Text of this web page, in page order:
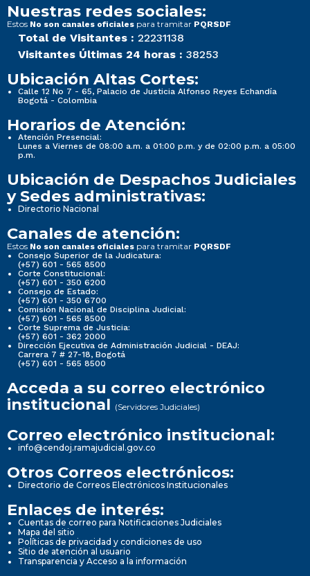
Nuestras redes sociales:
Estos No son canales oficiales para tramitar PQRSDF
Total de Visitantes : 22231138
Visitantes Últimas 24 horas : 38253
Ubicación Altas Cortes:
Calle 12 No 7 - 65, Palacio de Justicia Alfonso Reyes Echandía
Bogotá - Colombia
Horarios de Atención:
Atención Presencial:
Lunes a Viernes de 08:00 a.m. a 01:00 p.m. y de 02:00 p.m. a 05:00
p.m.
Ubicación de Despachos Judiciales
y Sedes administrativas:
Directorio Nacional
Canales de atención:
Estos No son canales oficiales para tramitar PQRSDF
Consejo Superior de la Judicatura:
(+57) 601 - 565 8500
Corte Constitucional:
(+57) 601 - 350 6200
Consejo de Estado:
(+57) 601 - 350 6700
Comisión Nacional de Disciplina Judicial:
(+57) 601 - 565 8500
Corte Suprema de Justicia:
(+57) 601 - 362 2000
Dirección Ejecutiva de Administración Judicial - DEAJ:
Carrera 7 # 27-18, Bogotá
(+57) 601 - 565 8500
Acceda a su correo electrónico
institucional (Servidores Judiciales)
Correo electrónico institucional:
info@cendoj.ramajudicial.gov.co
Otros Correos electrónicos:
Directorio de Correos Electrónicos Institucionales
Enlaces de interés:
Cuentas de correo para Notificaciones Judiciales
Mapa del sitio
Políticas de privacidad y condiciones de uso
Sitio de atención al usuario
Transparencia y Acceso a la información